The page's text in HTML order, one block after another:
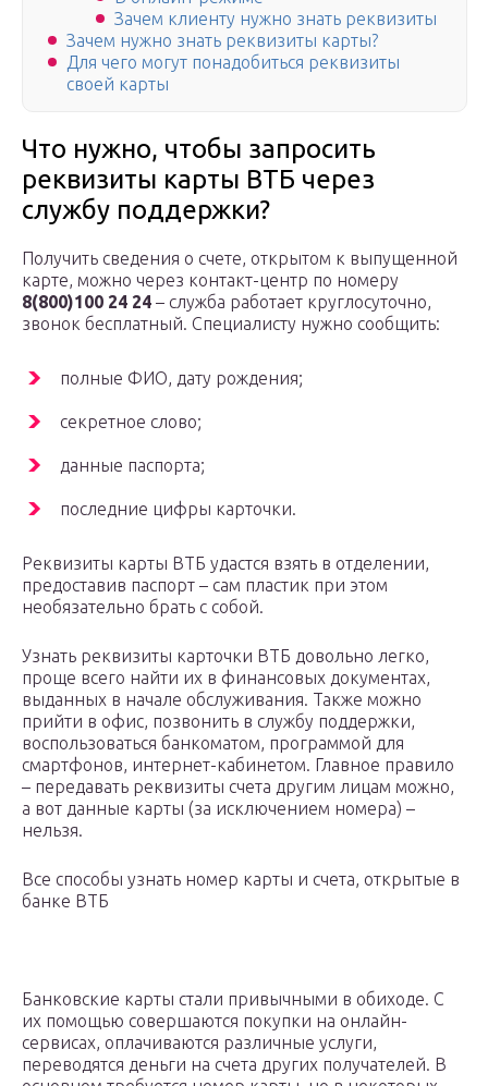
Зачем клиенту нужно знать реквизиты
Зачем нужно знать реквизиты карты?
Для чего могут понадобиться реквизиты
своей карты
Что нужно, чтобы запросить
реквизиты карты ВТБ через
службу поддержки?
Получить сведения о счете, открытом к выпущенной
карте, можно через контакт-центр по номеру
8(800)100 24 24 – служба работает круглосуточно,
звонок бесплатный. Специалисту нужно сообщить:
полные ФИО, дату рождения;
секретное слово;
данные паспорта;
последние цифры карточки.
Реквизиты карты ВТБ удастся взять в отделении,
предоставив паспорт – сам пластик при этом
необязательно брать с собой.
Узнать реквизиты карточки ВТБ довольно легко,
проще всего найти их в финансовых документах,
выданных в начале обслуживания. Также можно
прийти в офис, позвонить в службу поддержки,
воспользоваться банкоматом, программой для
смартфонов, интернет-кабинетом. Главное правило
– передавать реквизиты счета другим лицам можно,
а вот данные карты (за исключением номера) –
нельзя.
Все способы узнать номер карты и счета, открытые в
банке ВТБ
Банковские карты стали привычными в обиходе. С
их помощью совершаются покупки на онлайн-
сервисах, оплачиваются различные услуги,
переводятся деньги на счета других получателей. В